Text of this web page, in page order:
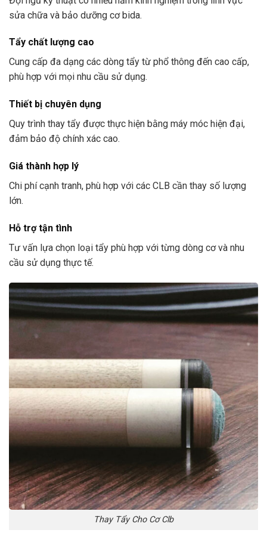
sửa chữa và bảo dưỡng cơ bida.
Tẩy chất lượng cao
Cung cấp đa dạng các dòng tẩy từ phổ thông đến cao cấp,
phù hợp với mọi nhu cầu sử dụng.
Thiết bị chuyên dụng
Quy trình thay tẩy được thực hiện bằng máy móc hiện đại,
đảm bảo độ chính xác cao.
Giá thành hợp lý
Chi phí cạnh tranh, phù hợp với các CLB cần thay số lượng
lớn.
Hỗ trợ tận tình
Tư vấn lựa chọn loại tẩy phù hợp với từng dòng cơ và nhu
cầu sử dụng thực tế.
Thay Tẩy Cho Cơ Clb